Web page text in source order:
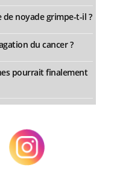
noyade grimpe-t-il ?
du cancer ?
pourrait finalement